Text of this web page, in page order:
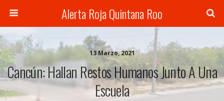
Alerta Roja Quintana Roo
13 Marzo, 2021
Cancún: Hallan Restos Humanos Junto A Una
Escuela